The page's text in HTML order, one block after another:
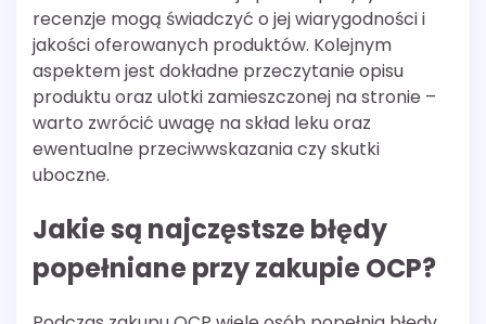
recenzje mogą świadczyć o jej wiarygodności i
jakości oferowanych produktów. Kolejnym
aspektem jest dokładne przeczytanie opisu
produktu oraz ulotki zamieszczonej na stronie –
warto zwrócić uwagę na skład leku oraz
ewentualne przeciwwskazania czy skutki
uboczne.
Jakie są najczęstsze błędy
popełniane przy zakupie OCP?